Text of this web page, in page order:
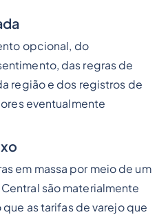
opcional, do
das regras de
região e dos registros de
eventualmente
em massa por meio de um
são materialmente
as tarifas de varejo que